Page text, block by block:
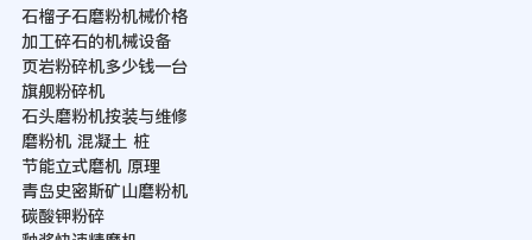
石榴子石磨粉机械价格
加工碎石的机械设备
页岩粉碎机多少钱一台
旗舰粉碎机
石头磨粉机按装与维修
磨粉机 混凝土 桩
节能立式磨机 原理
青岛史密斯矿山磨粉机
碳酸钾粉碎